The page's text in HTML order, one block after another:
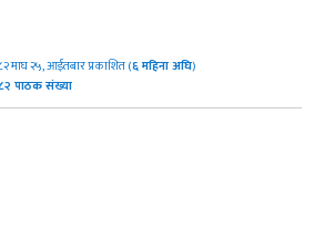
माघ २५, आईतबार प्रकाशित (६महिना अघि)
पाठक संख्या